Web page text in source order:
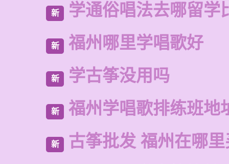
新 学通俗唱法去哪留学
新 福州哪里学唱歌好
新 学古筝没用吗
新 福州学唱歌排练班地
新 古筝批发 福州在哪